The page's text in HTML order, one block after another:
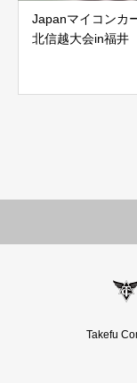
Japanマイコンカ
北信越大会in福井
Takefu